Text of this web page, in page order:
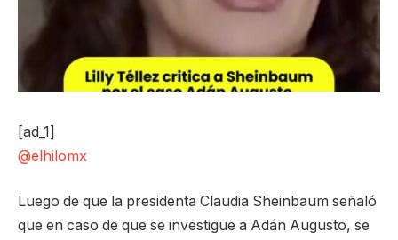
[ad_1]
@elhilomx
Luego de que la presidenta Claudia Sheinbaum señaló
que en caso de que se investigue a Adán Augusto, se